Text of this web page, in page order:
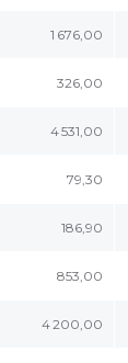
1 676,00
326,00
4 531,00
79,30
186,90
853,00
4 200,00